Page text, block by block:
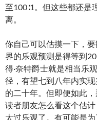
至100∶1。但这些都还是
离。
你自己可以估摸一下，
界的乐观预测是得等到
得·奈特爵士就是相当乐
径，有望七到八年内实
的二十年。但即便如此
读者朋友怎么看这个估
太过乐观了。有可能是